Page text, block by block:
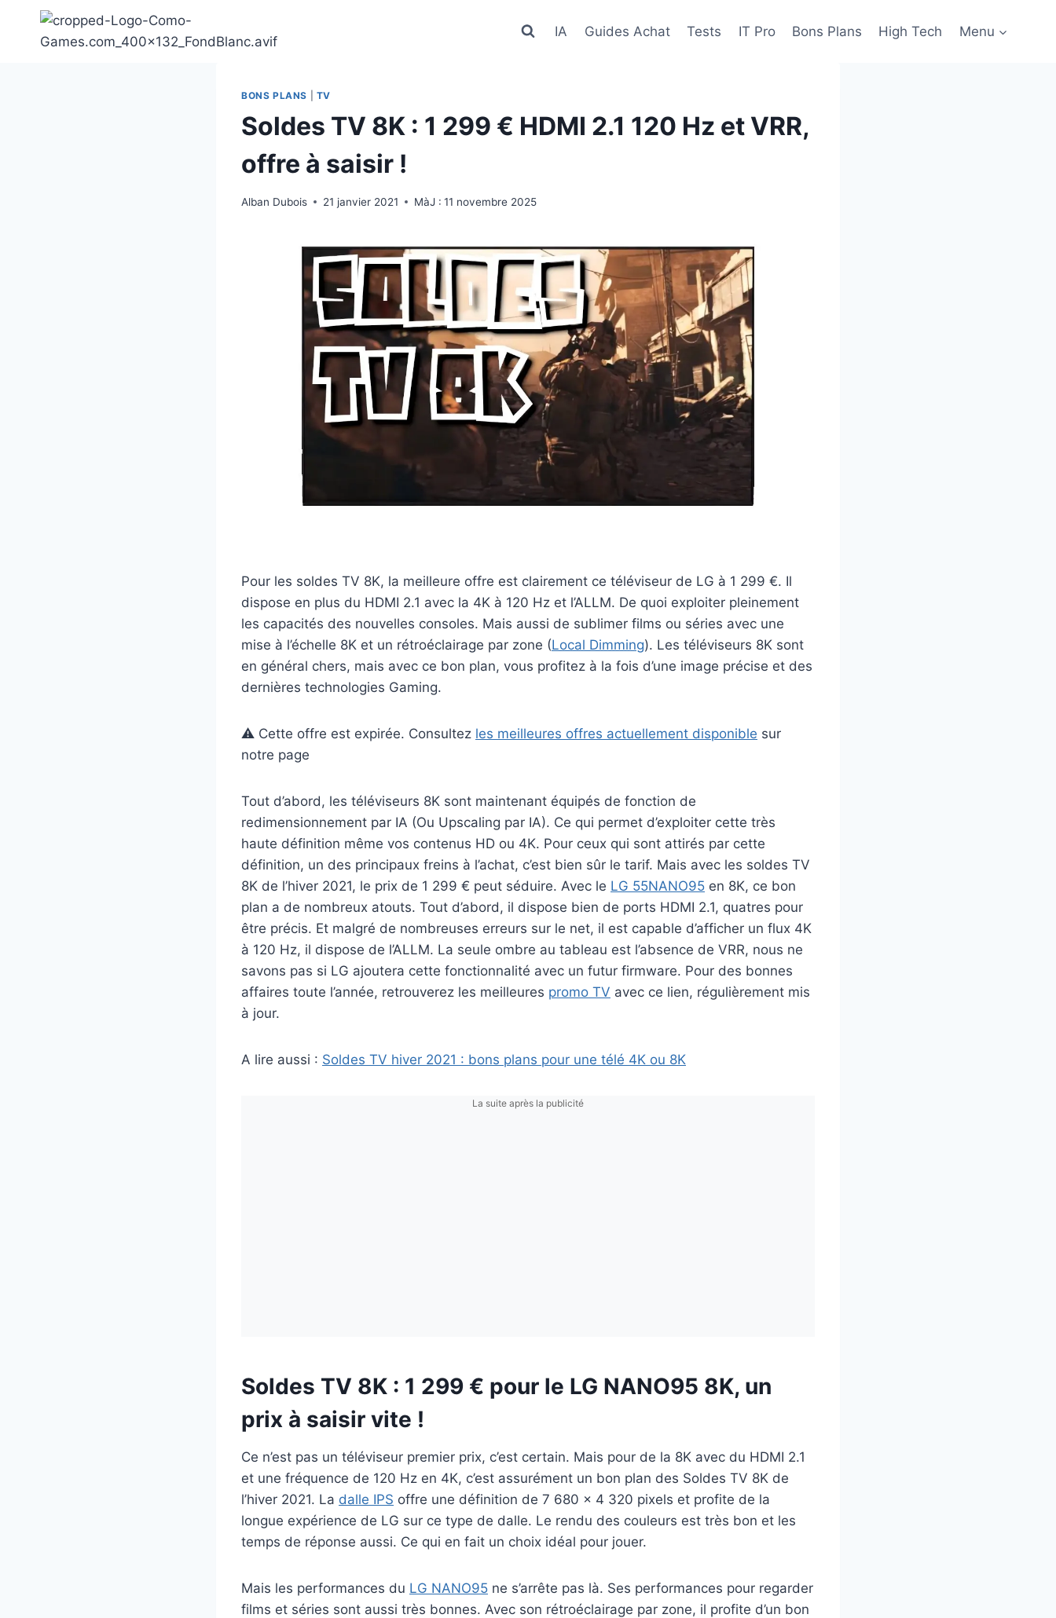
contenu
IA Guides Achat Tests IT Pro Bons Plans High Tech Menu
BONS PLANS TV
Soldes TV 8K : 1 299 € HDMI 2.1 120 Hz et VRR,
offre à saisir !
Alban Dubois 21 janvier 2021 MàJ : 11 novembre 2025
Pour les soldes TV 8K, la meilleure offre est clairement ce téléviseur de LG à 1 299 €. Il
dispose en plus du HDMI 2.1 avec la 4K à 120 Hz et l’ALLM. De quoi exploiter pleinement
les capacités des nouvelles consoles. Mais aussi de sublimer films ou séries avec une
mise à l’échelle 8K et un rétroéclairage par zone (Local Dimming). Les téléviseurs 8K sont
en général chers, mais avec ce bon plan, vous profitez à la fois d’une image précise et des
dernières technologies Gaming.
⚠️ Cette offre est expirée. Consultez les meilleures offres actuellement disponible sur
notre page
Tout d’abord, les téléviseurs 8K sont maintenant équipés de fonction de
redimensionnement par IA (Ou Upscaling par IA). Ce qui permet d’exploiter cette très
haute définition même vos contenus HD ou 4K. Pour ceux qui sont attirés par cette
définition, un des principaux freins à l’achat, c’est bien sûr le tarif. Mais avec les soldes TV
8K de l’hiver 2021, le prix de 1 299 € peut séduire. Avec le LG 55NANO95 en 8K, ce bon
plan a de nombreux atouts. Tout d’abord, il dispose bien de ports HDMI 2.1, quatres pour
être précis. Et malgré de nombreuses erreurs sur le net, il est capable d’afficher un flux 4K
à 120 Hz, il dispose de l’ALLM. La seule ombre au tableau est l’absence de VRR, nous ne
savons pas si LG ajoutera cette fonctionnalité avec un futur firmware. Pour des bonnes
affaires toute l’année, retrouverez les meilleures promo TV avec ce lien, régulièrement mis
à jour.
A lire aussi : Soldes TV hiver 2021 : bons plans pour une télé 4K ou 8K
La suite après la publicité
Soldes TV 8K : 1 299 € pour le LG NANO95 8K, un
prix à saisir vite !
Ce n’est pas un téléviseur premier prix, c’est certain. Mais pour de la 8K avec du HDMI 2.1
et une fréquence de 120 Hz en 4K, c’est assurément un bon plan des Soldes TV 8K de
l’hiver 2021. La dalle IPS offre une définition de 7 680 x 4 320 pixels et profite de la
longue expérience de LG sur ce type de dalle. Le rendu des couleurs est très bon et les
temps de réponse aussi. Ce qui en fait un choix idéal pour jouer.
Mais les performances du LG NANO95 ne s’arrête pas là. Ses performances pour regarder
films et séries sont aussi très bonnes. Avec son rétroéclairage par zone, il profite d’un bon